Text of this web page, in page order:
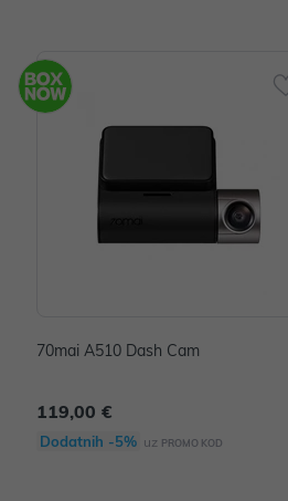
70mai A510 Dash Cam
119,00 €
Dodatnih -5% uz PROMO KOD